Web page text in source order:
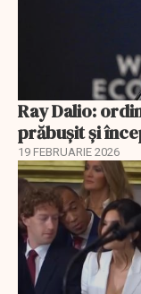
Ray Dalio:
prăbușit și
19 FEBRUARIE 2026